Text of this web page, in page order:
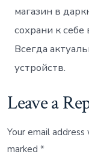
магазин в
сохрани к себе
Всегда
устройств.
Leave a
Your email
marked*